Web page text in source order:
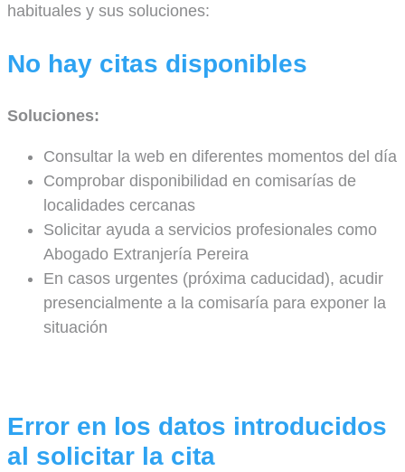
habituales y sus soluciones:
No hay citas disponibles
Soluciones:
Consultar la web en diferentes momentos del día
Comprobar disponibilidad en comisarías de
localidades cercanas
Solicitar ayuda a servicios profesionales como
Abogado Extranjería Pereira
En casos urgentes (próxima caducidad), acudir
presencialmente a la comisaría para exponer la
situación
Error en los datos introducidos
al solicitar la cita